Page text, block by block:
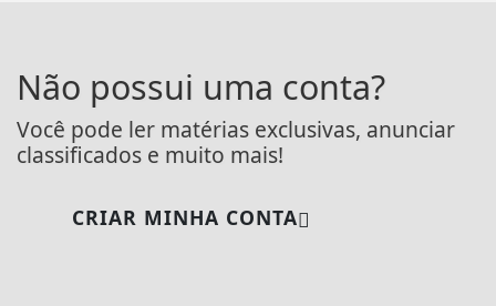
Não possui uma conta?
Você pode ler matérias exclusivas, anunciar
classificados e muito mais!
CRIAR MINHA CONTA